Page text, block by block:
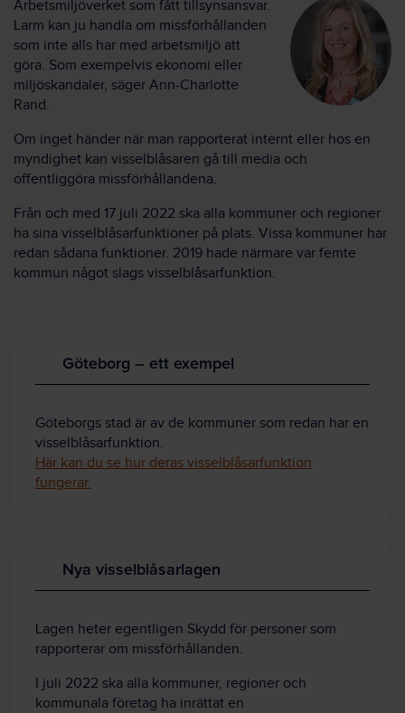
Arbetsmiljöverket som fått tillsynsansvar.
Larm kan ju handla om missförhållanden
som inte alls har med arbetsmiljö att
göra. Som exempelvis ekonomi eller
miljöskandaler, säger Ann-Charlotte
Rand.
Om inget händer när man rapporterat internt eller hos en
myndighet kan visselblåsaren gå till media och
offentliggöra missförhållandena.
Från och med 17 juli 2022 ska alla kommuner och regioner
ha sina visselblåsarfunktioner på plats. Vissa kommuner har
redan sådana funktioner. 2019 hade närmare var femte
kommun något slags visselblåsarfunktion.
Göteborg – ett exempel
Göteborgs stad är av de kommuner som redan har en
visselblåsarfunktion.
Här kan du se hur deras visselblåsarfunktion
fungerar.
Nya visselblåsarlagen
Lagen heter egentligen Skydd för personer som
rapporterar om missförhållanden.
I juli 2022 ska alla kommuner, regioner och
kommunala företag ha inrättat en